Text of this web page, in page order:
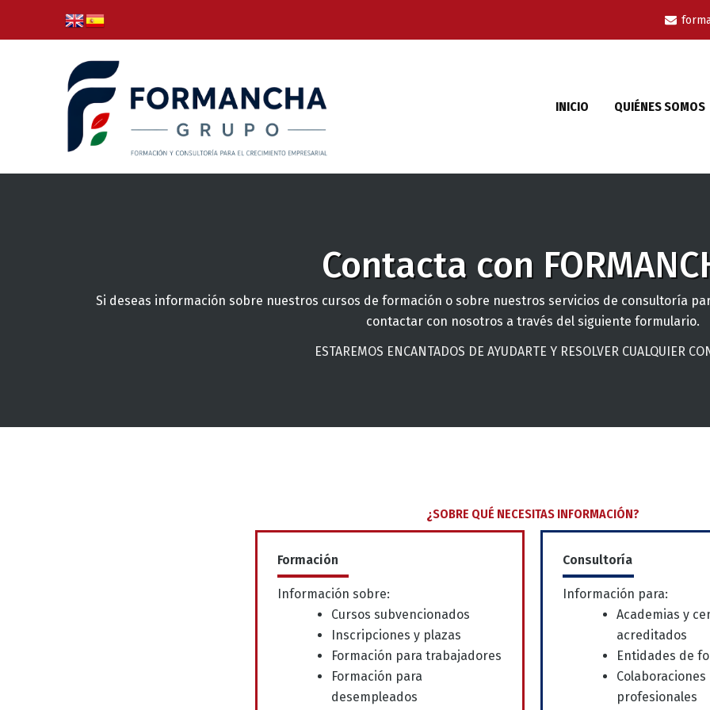
INICIO QUIÉNES SOMOS
Contacta con
Si deseas información sobre nuestros cursos de formación o sobre nuestros servicios de consultoría
contactar con nosotros a través del siguiente formulario.
ESTAREMOS ENCANTADOS DE AYUDARTE Y RESOLVER CUALQUIER
¿SOBRE QUÉ NECESITAS INFORMACIÓN?
Formación
Información sobre:
Cursos subvencionados
Inscripciones y plazas
Formación para trabajadores
Formación para
desempleados
Consultoría
Información para:
Academias y
acreditados
Entidades de
Colaboraciones
profesionales